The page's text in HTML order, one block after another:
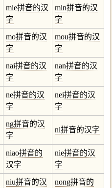
mie拼音的汉
字
min拼音的汉
字
mo拼音的汉
字
mou拼音的汉
字
nai拼音的汉
字
nan拼音的汉
字
ne拼音的汉
字
nei拼音的汉
字
ng拼音的汉
字
ni拼音的汉字
niao拼音的
汉字
nie拼音的汉
字
niu拼音的汉 nong拼音的